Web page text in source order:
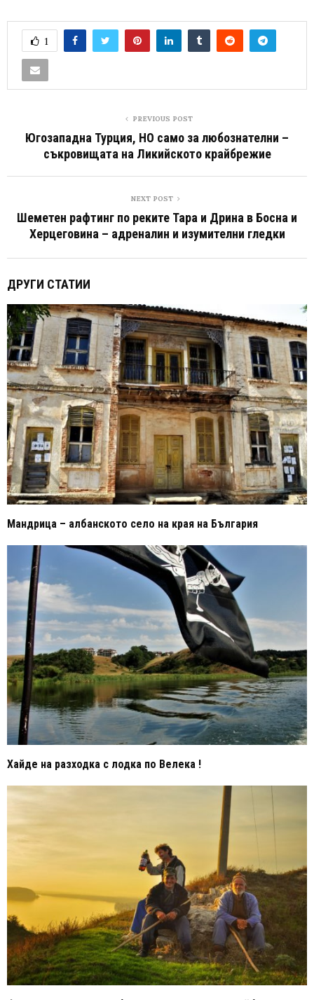
1
PREVIOUS POST
Югозападна Турция, НО само за любознателни –
съкровищата на Ликийското крайбрежие
NEXT POST
Шеметен рафтинг по реките Тара и Дрина в Босна и
Херцеговина – адреналин и изумителни гледки
ДРУГИ СТАТИИ
Мандрица – албанското село на края на България
Хайде на разходка с лодка по Велека !